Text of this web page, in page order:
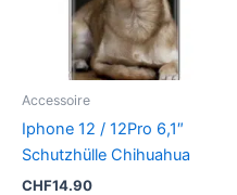
Accessoire
Iphone 12 / 12Pro 6,1″
Schutzhülle Chihuahua
CHF14.90